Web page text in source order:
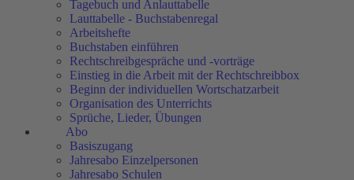
Tagebuch und Anlauttabelle
Lauttabelle - Buchstabenregal
Arbeitshefte
Buchstaben einführen
Rechtschreibgespräche und -vorträge
Einstieg in die Arbeit mit der Rechtschreibbox
Beginn der individuellen Wortschatzarbeit
Organisation des Unterrichts
Sprüche, Lieder, Übungen
Abo
Basiszugang
Jahresabo Einzelpersonen
Jahresabo Schulen